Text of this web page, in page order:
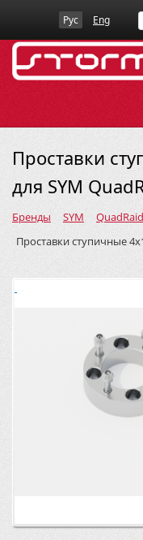
Рус Eng
Проставки
для SYM
Бренды SYM
Проставки ступичные